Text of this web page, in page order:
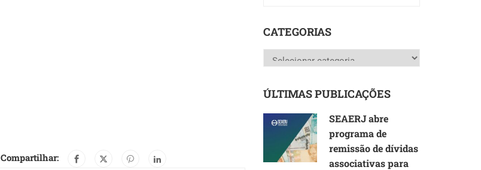
Compartilhar:
CATEGORIAS
Categorias
ÚLTIMAS PUBLICAÇÕES
SEAERJ abre
programa de
remissão de dívidas
associativas para